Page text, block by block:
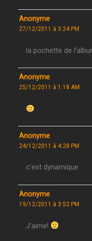
Anonyme
27/12/2011 à 3:24 PM
la pochette de
Anonyme
25/12/2011 à 1:18 AM
Anonyme
24/12/2011 à 4:28 PM
c’est dynamique
Anonyme
19/12/2011 à 3:52 PM
J’aime!